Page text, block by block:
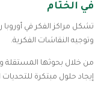
في الختام
تشكل مراكز الفكر في
وتوجيه النقاشات الفكرية.
من خلال بحوثها المستقلة
إيجاد حلول مبتكرة